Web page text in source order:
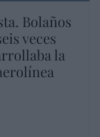
Bolaños
veces
la